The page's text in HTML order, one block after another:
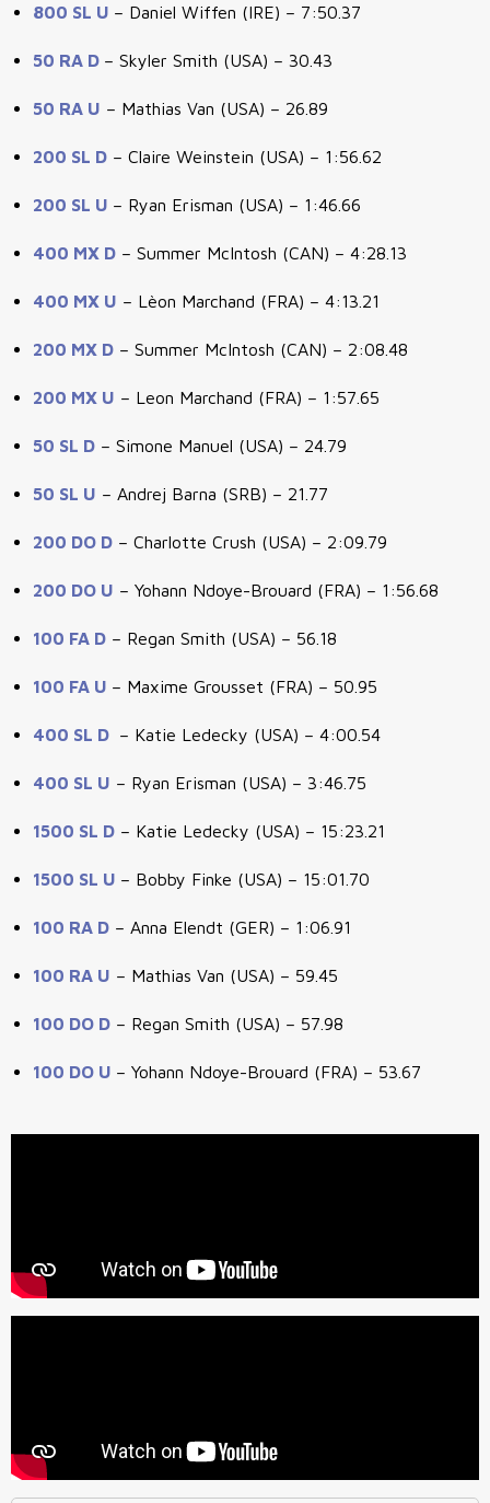
800 SL U – Daniel Wiffen (IRE) – 7:50.37
50 RA D – Skyler Smith (USA) – 30.43
50 RA U – Mathias Van (USA) – 26.89
200 SL D – Claire Weinstein (USA) – 1:56.62
200 SL U – Ryan Erisman (USA) – 1:46.66
400 MX D – Summer McIntosh (CAN) – 4:28.13
400 MX U – Lèon Marchand (FRA) – 4:13.21
200 MX D – Summer McIntosh (CAN) – 2:08.48
200 MX U – Leon Marchand (FRA) – 1:57.65
50 SL D – Simone Manuel (USA) – 24.79
50 SL U – Andrej Barna (SRB) – 21.77
200 DO D – Charlotte Crush (USA) – 2:09.79
200 DO U – Yohann Ndoye-Brouard (FRA) – 1:56.68
100 FA D – Regan Smith (USA) – 56.18
100 FA U – Maxime Grousset (FRA) – 50.95
400 SL D – Katie Ledecky (USA) – 4:00.54
400 SL U – Ryan Erisman (USA) – 3:46.75
1500 SL D – Katie Ledecky (USA) – 15:23.21
1500 SL U – Bobby Finke (USA) – 15:01.70
100 RA D – Anna Elendt (GER) – 1:06.91
100 RA U – Mathias Van (USA) – 59.45
100 DO D – Regan Smith (USA) – 57.98
100 DO U – Yohann Ndoye-Brouard (FRA) – 53.67